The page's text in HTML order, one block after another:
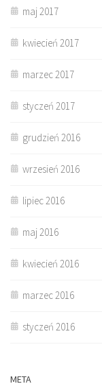
maj 2017
kwiecień 2017
marzec 2017
styczeń 2017
grudzień 2016
wrzesień 2016
lipiec 2016
maj 2016
kwiecień 2016
marzec 2016
styczeń 2016
META